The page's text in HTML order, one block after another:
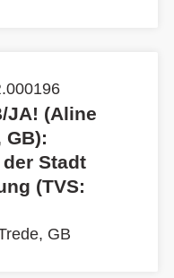
JA! (Aline
GB):
Stadt
(TVS:
GB